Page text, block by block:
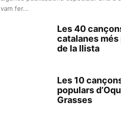
vam fer...
Les 40
catalanes més
de la llista
Les 10
populars
Grasses